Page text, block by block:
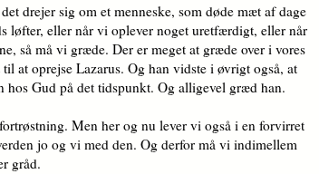
drejer sig om et menneske, som døde mæt af dage
løfter, eller når vi oplever noget uretfærdigt, eller når
så må vi græde. Der er meget at græde over i vores
at oprejse Lazarus. Og han vidste i øvrigt også, at
Gud på det tidspunkt. Og alligevel græd han.
Men her og nu lever vi også i en forvirret
jo og vi med den. Og derfor må vi indimellem
gråd.